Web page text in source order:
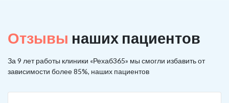
Отзывы наших пациентов
За 9 лет работы клиники «Рехаб365» мы смогли избавить от
зависимости более 85%, наших пациентов